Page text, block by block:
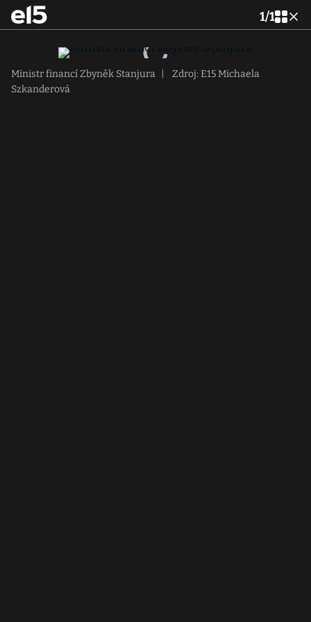
1/1
Ministr financí Zbyněk Stanjura
Zdroj: E15 Michaela
Szkanderová